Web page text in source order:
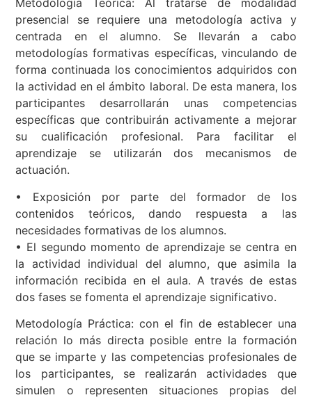
Metodología Teórica: Al tratarse de modalidad
presencial se requiere una metodología activa y
centrada en el alumno. Se llevarán a cabo
metodologías formativas específicas, vinculando de
forma continuada los conocimientos adquiridos con
la actividad en el ámbito laboral. De esta manera, los
participantes desarrollarán unas competencias
específicas que contribuirán activamente a mejorar
su cualificación profesional. Para facilitar el
aprendizaje se utilizarán dos mecanismos de
actuación.
• Exposición por parte del formador de los
contenidos teóricos, dando respuesta a las
necesidades formativas de los alumnos.
• El segundo momento de aprendizaje se centra en
la actividad individual del alumno, que asimila la
información recibida en el aula. A través de estas
dos fases se fomenta el aprendizaje significativo.
Metodología Práctica: con el fin de establecer una
relación lo más directa posible entre la formación
que se imparte y las competencias profesionales de
los participantes, se realizarán actividades que
simulen o representen situaciones propias del